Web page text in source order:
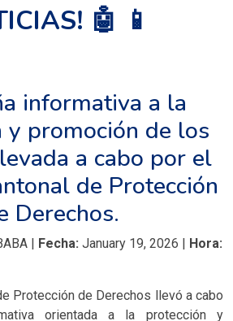
🤖 📱
informativa a la
y promoción de los
a cabo por el
de Protección
Derechos.
| Fecha: January 19, 2026 | Hora:
Protección de Derechos llevó a cabo
orientada a la protección y